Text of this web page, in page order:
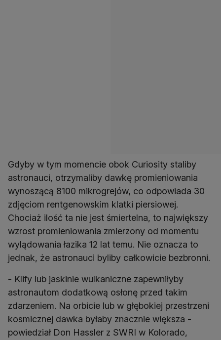
Gdyby w tym momencie obok Curiosity staliby
astronauci, otrzymaliby dawkę promieniowania
wynoszącą 8100 mikrogrejów, co odpowiada 30
zdjęciom rentgenowskim klatki piersiowej.
Chociaż ilość ta nie jest śmiertelna, to największy
wzrost promieniowania zmierzony od momentu
wylądowania łazika 12 lat temu. Nie oznacza to
jednak, że astronauci byliby całkowicie bezbronni.
- Klify lub jaskinie wulkaniczne zapewniłyby
astronautom dodatkową osłonę przed takim
zdarzeniem. Na orbicie lub w głębokiej przestrzeni
kosmicznej dawka byłaby znacznie większa -
powiedział Don Hassler z SWRI w Kolorado,